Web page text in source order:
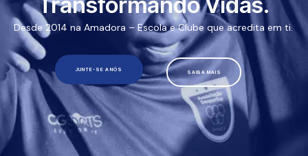
SAIBA MAIS
JUNTE-SE A NÓS
Desde 2014 na Amadora – Escola e Clube que acredita em ti.